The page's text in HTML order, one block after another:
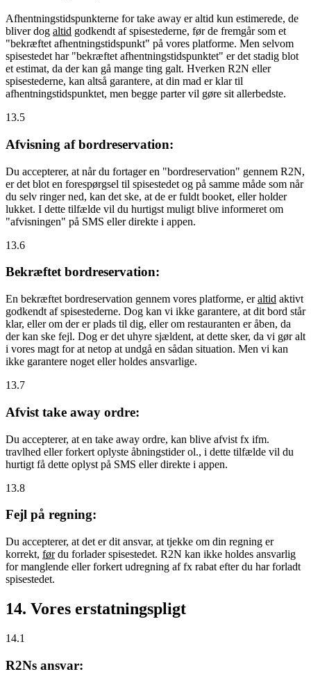
Afhentningstidspunkterne for take away er altid kun estimerede, de
bliver dog altid godkendt af spisestederne, før de fremgår som et
"bekræftet afhentningstidspunkt" på vores platforme. Men selvom
spisestedet har "bekræftet afhentningstidspunktet" er det stadig blot
et estimat, da der kan gå mange ting galt. Hverken R2N eller
spisestederne, kan altså garantere, at din mad er klar til
afhentningstidspunktet, men begge parter vil gøre sit allerbedste.
13.5
Afvisning af bordreservation:
Du accepterer, at når du fortager en "bordreservation" gennem R2N,
er det blot en forespørgsel til spisestedet og på samme måde som når
du selv ringer ned, kan det ske, at de er fuldt booket, eller holder
lukket. I dette tilfælde vil du hurtigst muligt blive informeret om
"afvisningen" på SMS eller direkte i appen.
13.6
Bekræftet bordreservation:
En bekræftet bordreservation gennem vores platforme, eraltid aktivt
godkendt af spisestederne. Dog kan vi ikke garantere, at dit bord står
klar, eller om der er plads til dig, eller om restauranten er åben, da
der kan ske fejl. Dog er det uhyre sjældent, at dette sker, da vi gør alt
i vores magt for at netop at undgå en sådan situation. Men vi kan
ikke garantere noget eller holdes ansvarlige.
13.7
Afvist take away ordre:
Du accepterer, at en take away ordre, kan blive afvist fx ifm.
travlhed eller forkert oplyste åbningstider ol., i dette tilfælde vil du
hurtigt få dette oplyst på SMS eller direkte i appen.
13.8
Fejl på regning:
Du accepterer, at det er dit ansvar, at tjekke om din regning er
korrekt, førdu forlader spisestedet. R2N kan ikke holdes ansvarlig
for manglende eller forkert udregning af fx rabat efter du har forladt
spisestedet.
14. Vores erstatningspligt
14.1
R2Ns ansvar: